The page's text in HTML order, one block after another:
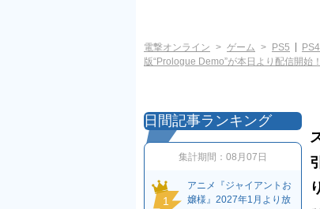
電撃オンライン ゲーム PS5 PS4
版“Prologue Demo”が本日より配信開始
日間記事ランキング
集計期間： 08月07日
1
アニメ『ジャイアントお
嬢様』2027年1月より放